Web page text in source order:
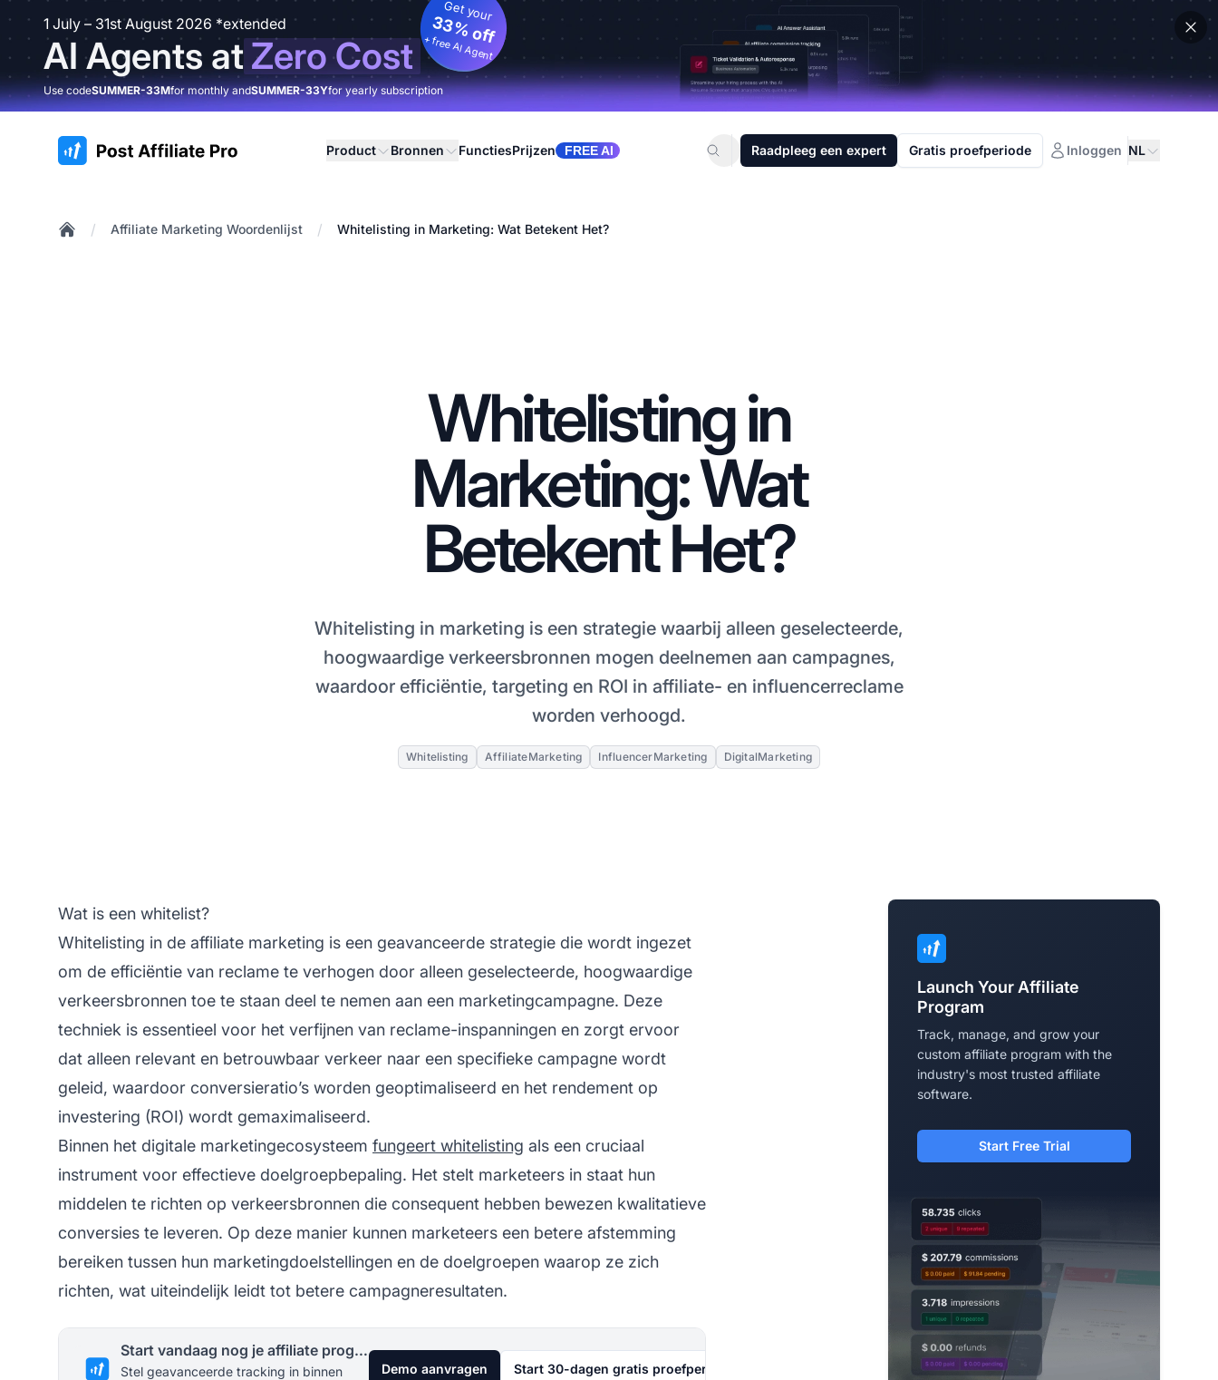
1 July – 31st August 2026 *extended
AI Agents atZero Cost
Get your
33% off
+ free AI Agent
Use codeSUMMER-33Mfor monthly andSUMMER-33Yfor yearly subscription
:site.title Product Bronnen FunctiesPrijzen FREE AI Raadpleeg een expert Gratis proefperiode Inloggen NL
/ Affiliate Marketing Woordenlijst / Whitelisting in Marketing: Wat Betekent Het?
Whitelisting in
Marketing: Wat
Betekent Het?
Whitelisting in marketing is een strategie waarbij alleen geselecteerde,
hoogwaardige verkeersbronnen mogen deelnemen aan campagnes,
waardoor efficiëntie, targeting en ROI in affiliate- en influencerreclame
worden verhoogd.
Whitelisting AffiliateMarketing InfluencerMarketing DigitalMarketing
Wat is een whitelist?
Whitelisting in de affiliate marketing is een geavanceerde strategie die wordt ingezet
om de efficiëntie van reclame te verhogen door alleen geselecteerde, hoogwaardige
verkeersbronnen toe te staan deel te nemen aan een marketingcampagne. Deze
techniek is essentieel voor het verfijnen van reclame-inspanningen en zorgt ervoor
dat alleen relevant en betrouwbaar verkeer naar een specifieke campagne wordt
geleid, waardoor conversieratio’s worden geoptimaliseerd en het rendement op
investering (ROI) wordt gemaximaliseerd.
Binnen het digitale marketingecosysteem fungeert whitelisting als een cruciaal
instrument voor effectieve doelgroepbepaling. Het stelt marketeers in staat hun
middelen te richten op verkeersbronnen die consequent hebben bewezen kwalitatieve
conversies te leveren. Op deze manier kunnen marketeers een betere afstemming
bereiken tussen hun marketingdoelstellingen en de doelgroepen waarop ze zich
richten, wat uiteindelijk leidt tot betere campagneresultaten.
Start vandaag nog je affiliate programma
Stel geavanceerde tracking in binnen
Demo aanvragen Start 30-dagen gratis proefperiode
Launch Your Affiliate
Program
Track, manage, and grow your
custom affiliate program with the
industry's most trusted affiliate
software.
Start Free Trial